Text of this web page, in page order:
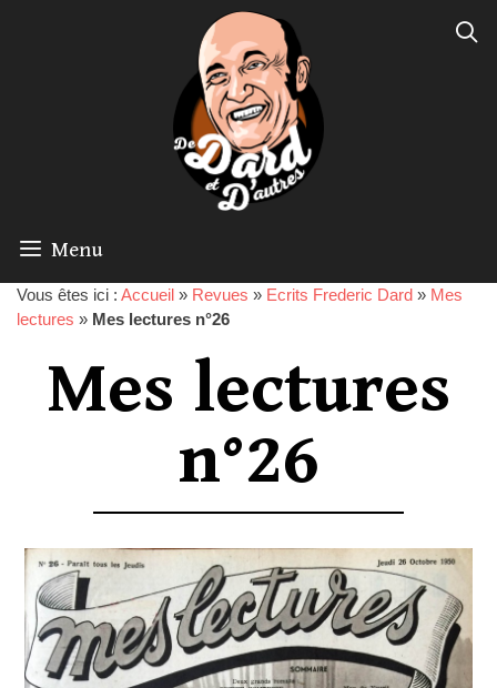
Menu
Vous êtes ici : Accueil » Revues » Ecrits Frederic Dard » Mes
lectures » Mes lectures n°26
Mes lectures
n°26